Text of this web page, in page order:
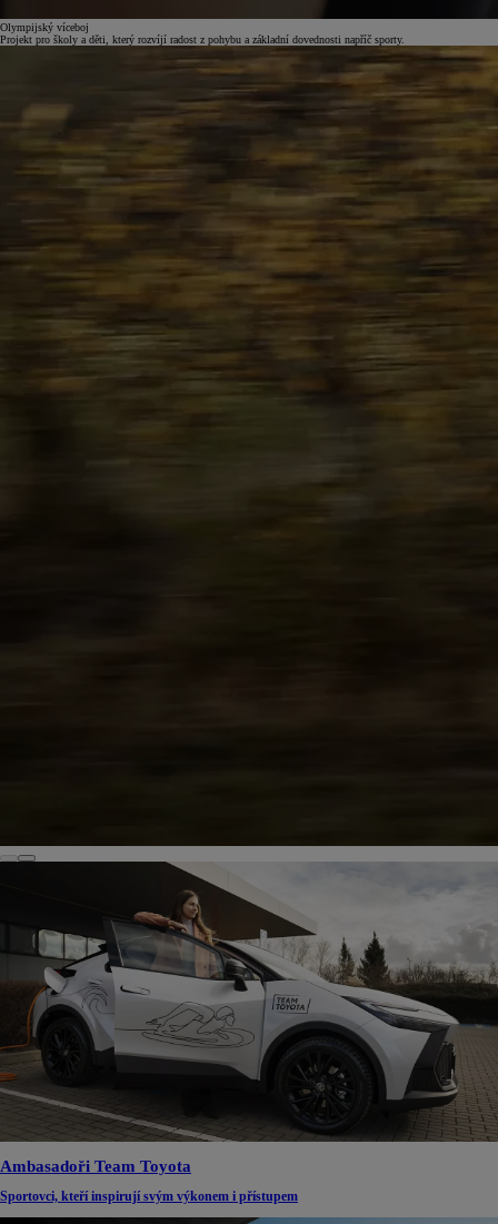
Olympijský víceboj
Projekt pro školy a děti, který rozvíjí radost z pohybu a základní dovednosti napříč sporty.
Ambasadoři Team Toyota
Sportovci, kteří inspirují svým výkonem i přístupem